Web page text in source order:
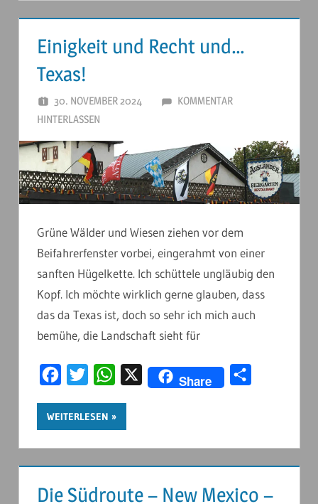
Einigkeit und Recht und…
Texas!
30. NOVEMBER 2024 ANDERSTOUREN
KOMMENTAR
HINTERLASSEN
Grüne Wälder und Wiesen ziehen vor dem
Beifahrerfenster vorbei, eingerahmt von einer
sanften Hügelkette. Ich schüttele ungläubig den
Kopf. Ich möchte wirklich gerne glauben, dass
das da Texas ist, doch so sehr ich mich auch
bemühe, die Landschaft sieht für
FacebookTwitter WhatsApp
X Share
WEITERLESEN
Die Südroute – New Mexico –